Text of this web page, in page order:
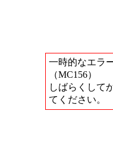
一時的なエラ
（MC156）
しばらくして
てください。